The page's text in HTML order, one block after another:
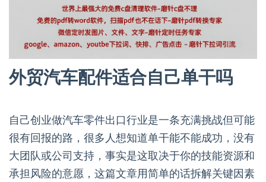
外贸汽车配件适合自己单干吗
自己创业做汽车零件出口行业是一条充满挑战但可能
很有回报的路，很多人想知道单干能不能成功，没有
大团队或公司支持，事实是这取决于你的技能资源和
承担风险的意愿，这篇文章用简单的话拆解关键因素